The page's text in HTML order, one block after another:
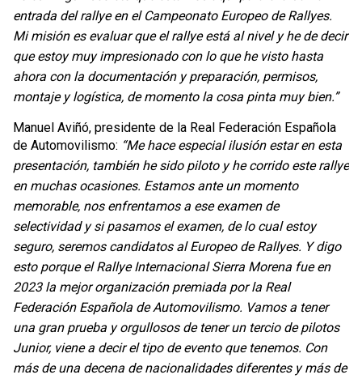
entrada del rallye en el Campeonato Europeo de Rallyes.
Mi misión es evaluar que el rallye está al nivel y he de decir
que estoy muy impresionado con lo que he visto hasta
ahora con la documentación y preparación, permisos,
montaje y logística, de momento la cosa pinta muy bien.”
Manuel Aviñó, presidente de la Real Federación Española
de Automovilismo: “Me hace especial ilusión estar en esta
presentación, también he sido piloto y he corrido este rallye
en muchas ocasiones. Estamos ante un momento
memorable, nos enfrentamos a ese examen de
selectividad y si pasamos el examen, de lo cual estoy
seguro, seremos candidatos al Europeo de Rallyes. Y digo
esto porque el Rallye Internacional Sierra Morena fue en
2023 la mejor organización premiada por la Real
Federación Española de Automovilismo. Vamos a tener
una gran prueba y orgullosos de tener un tercio de pilotos
Junior, viene a decir el tipo de evento que tenemos. Con
más de una decena de nacionalidades diferentes y más de